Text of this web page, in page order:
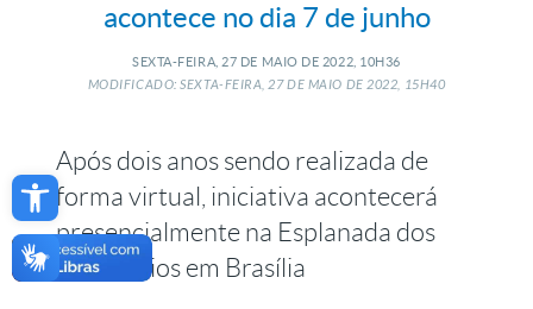
Open toolbar
acontece no dia 7 de junho
SEXTA-FEIRA, 27 DE MAIO DE 2022, 10H36
MODIFICADO: SEXTA-FEIRA, 27DE MAIO DE2022, 15H40
Após dois anos sendo realizada de
forma virtual, iniciativa acontecerá
presencialmente na Esplanada dos
Ministérios em Brasília